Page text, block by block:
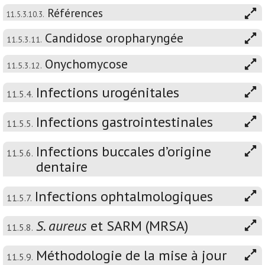
11.5.3.10.3. Références
11.5.3.11. Candidose oropharyngée
11.5.3.12. Onychomycose
11.5.4. Infections urogénitales
11.5.5. Infections gastrointestinales
11.5.6. Infections buccales d’origine
dentaire
11.5.7. Infections ophtalmologiques
11.5.8. S. aureus et SARM (MRSA)
11.5.9. Méthodologie de la mise à jour